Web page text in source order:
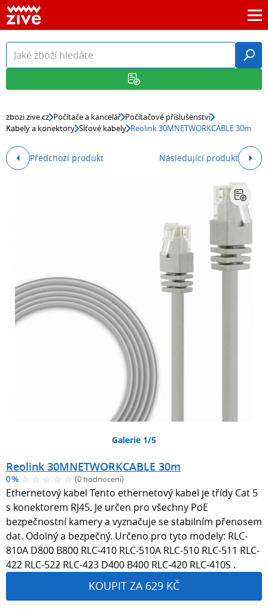
zbozi.zive.cz Počítače a kancelář Počítačové příslušenství
Kabely a konektory Síťové kabely Reolink 30MNETWORKCABLE 30m
Předchozí produkt Následující produkt
Galerie 1/5
Reolink 30MNETWORKCABLE 30m
0 % (0 hodnocení)
Ethernetový kabel Tento ethernetový kabel je třídy Cat 5
s konektorem RJ45. Je určen pro všechny PoE
bezpečnostní kamery a vyznačuje se stabilním přenosem
dat. Odolný a bezpečný. Určeno pro tyto modely: RLC-
810A D800 B800 RLC-410 RLC-510A RLC-510 RLC-511 RLC-
422 RLC-522 RLC-423 D400 B400 RLC-420 RLC-410S .
KOUPIT ZA 629 KČ